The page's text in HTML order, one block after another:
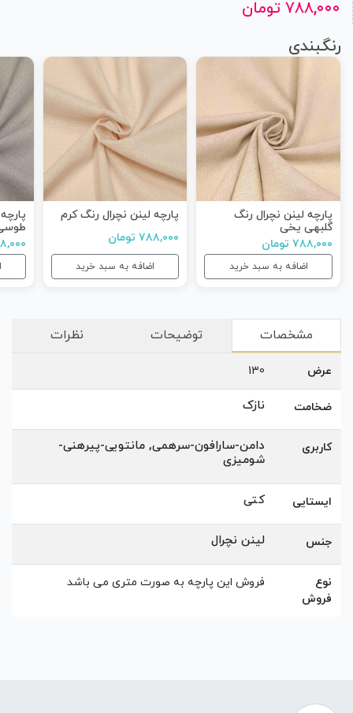
۷۸۸,۰۰۰ تومان
رنگبندی
پارچه لینن نچرال رنگ
گلبهی یخی
۷۸۸,۰۰۰ تومان
اضافه به سبد خرید
پارچه لینن نچرال رنگ کرم
۷۸۸,۰۰۰ تومان
اضافه به سبد خرید
۷۸۸,۰۰۰
مشخصات توضیحات نظرات
عرض 130
ضخامت نازک
کاربری
دامن-سارافون-سرهمی, مانتویی-پیرهنی-
شومیزی
ایستایی کتی
جنس لینن نچرال
نوع
فروش
فروش این پارچه به صورت متری می باشد